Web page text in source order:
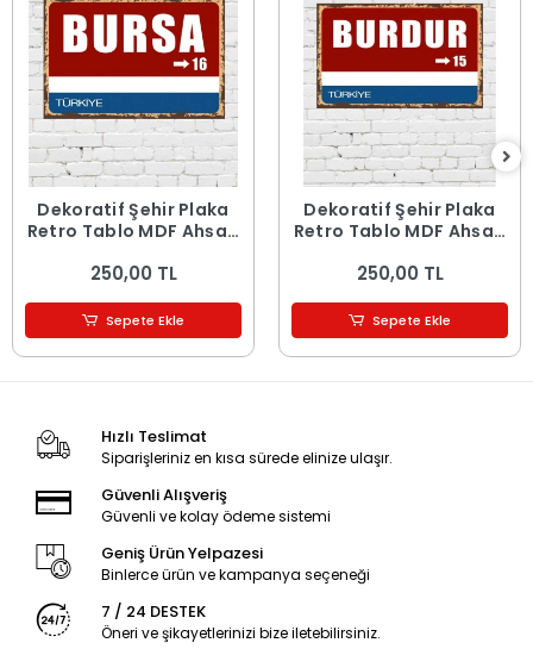
Dekoratif Şehir Plaka
Retro Tablo MDF Ahşap
250,00 TL
Sepete Ekle
Dekoratif Şehir Plaka
Retro Tablo MDF Ahşap
250,00 TL
Sepete Ekle
Hızlı Teslimat
Siparişleriniz en kısa sürede elinize ulaşır.
Güvenli Alışveriş
Güvenli ve kolay ödeme sistemi
Geniş Ürün Yelpazesi
Binlerce ürün ve kampanya seçeneği
7 / 24 DESTEK
Öneri ve şikayetlerinizi bize iletebilirsiniz.